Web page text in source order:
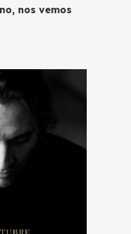
nos vemos
FLOWPIANO